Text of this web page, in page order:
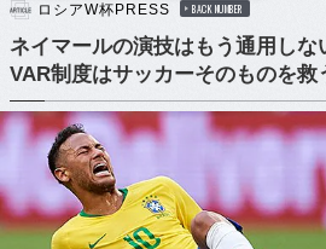
ロシアW杯PRESS BACK NUMBER
ネイマールの演技はもう通用しな
VAR制度はサッカーそのものを救